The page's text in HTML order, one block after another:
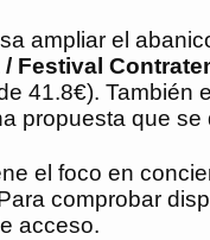
ampliar el
Festival
41.8€). También
propuesta que
el foco en
comprobar
acceso.